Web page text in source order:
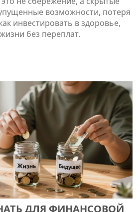
возможности, потеря
инвестировать в здоровье,
без переплат.
ДЛЯ ФИНАНСОВОЙ